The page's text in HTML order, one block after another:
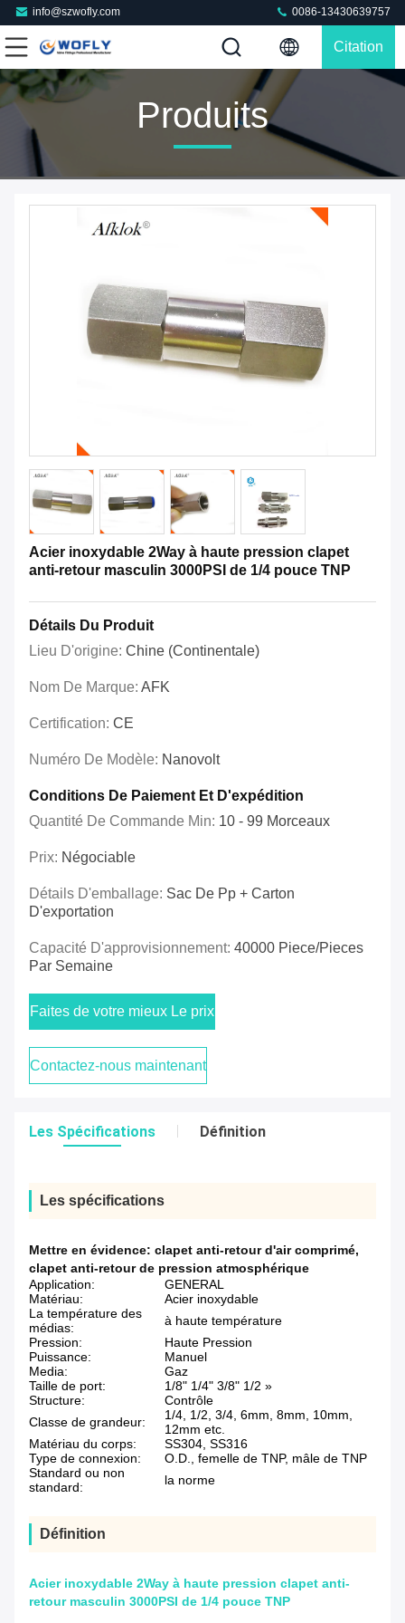
info@szwofly.com 0086-13430639757
Citation
Produits
Acier inoxydable 2Way à haute pression clapet
anti-retour masculin 3000PSI de 1/4 pouce TNP
Détails Du Produit
Lieu D'origine: Chine (continentale)
Nom De Marque: AFK
Certification: CE
Numéro De Modèle: Nanovolt
Conditions De Paiement Et D'expédition
Quantité De Commande Min: 10 - 99 Morceaux
Prix: Négociable
Détails D'emballage: Sac De Pp + Carton
D'exportation
Capacité D'approvisionnement: 40000 Piece/Pieces
Par Semaine
Faites de votre mieux Le prix
Contactez-nous maintenant
Les Spécifications Définition
Les spécifications
Mettre en évidence: clapet anti-retour d'air comprimé,
clapet anti-retour de pression atmosphérique
Application:
GENERAL
Matériau:
Acier inoxydable
La température des
médias:
à haute température
Pression:
Haute Pression
Puissance:
Manuel
Media:
Gaz
Taille de port:
1/8" 1/4" 3/8" 1/2 »
Structure:
Contrôle
Classe de grandeur:
1/4, 1/2, 3/4, 6mm, 8mm, 10mm,
12mm etc.
Matériau du corps:
SS304, SS316
Type de connexion:
O.D., femelle de TNP, mâle de TNP
Standard ou non
standard:
la norme
Définition
Acier inoxydable 2Way à haute pression clapet anti-
retour masculin 3000PSI de 1/4 pouce TNP